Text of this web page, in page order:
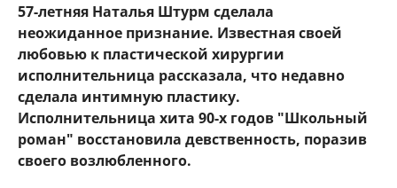
57-летняя Наталья Штурм сделала
неожиданное признание. Известная своей
любовью к пластической хирургии
исполнительница рассказала, что недавно
сделала интимную пластику.
Исполнительница хита 90-х годов "Школьный
роман" восстановила девственность, поразив
своего возлюбленного.